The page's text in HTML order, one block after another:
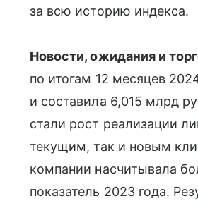
за всю историю индекса.
Новости, ожидания и
по итогам 12 месяцев
и составила 6,015 млрд
стали рост реализации
текущим, так и новым
компании насчитывала
показатель 2023 года.